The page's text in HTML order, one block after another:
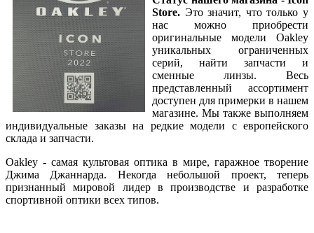
Store. Это значит, что только у
нас можно приобрести
оригинальные модели Oakley
уникальных ограниченных
серий, найти запчасти и
сменные линзы. Весь
представленный ассортимент
доступен для примерки в нашем
магазине. Мы также выполняем
индивидуальные заказы на редкие модели с европейского
склада и запчасти.
Oakley - самая культовая оптика в мире, гаражное творение
Джима Джаннарда. Некогда небольшой проект, теперь
признанный мировой лидер в производстве и разработке
спортивной оптики всех типов.